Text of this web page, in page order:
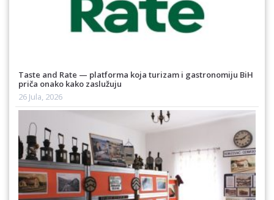
Taste and Rate — platforma koja turizam i gastronomiju BiH
priča onako kako zaslužuju
26 Jula, 2026